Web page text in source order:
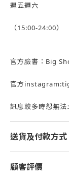
週五週六
（15:00-24:00）
官方臉書：Big
官方
訊息較多時恕無
送貨及付款方式
顧客評價